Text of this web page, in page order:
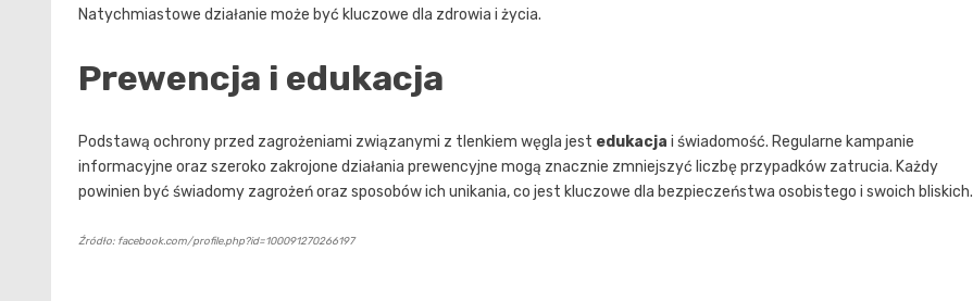
Natychmiastowe działanie może być kluczowe dla zdrowia i życia.
Prewencja i edukacja
Podstawą ochrony przed zagrożeniami związanymi z tlenkiem węgla jest edukacja i świadomość. Regularne kampanie
informacyjne oraz szeroko zakrojone działania prewencyjne mogą znacznie zmniejszyć liczbę przypadków zatrucia. Każdy
powinien być świadomy zagrożeń oraz sposobów ich unikania, co jest kluczowe dla bezpieczeństwa osobistego i swoich bliskich.
Źródło: facebook.com/profile.php?id=100091270266197